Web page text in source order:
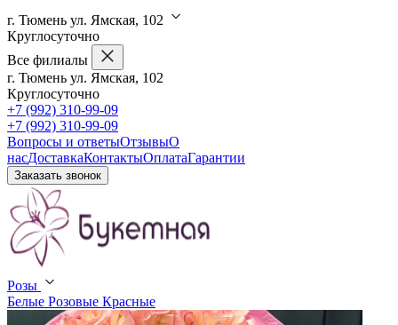
г. Тюмень ул. Ямская, 102
Круглосуточно
Все филиалы
г. Тюмень ул. Ямская, 102
Круглосуточно
+7 (992) 310-99-09
+7 (992) 310-99-09
Вопросы и ответыОтзывыО
насДоставкаКонтактыОплатаГарантии
Заказать звонок
Розы
Белые Розовые Красные